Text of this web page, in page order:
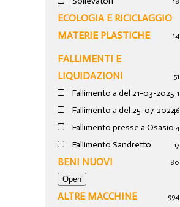
ECOLOGIA E RICICLAGGIO
MATERIE PLASTICHE
14
FALLIMENTI E
LIQUIDAZIONI
51
Fallimento a del 21-03-2025 1
Fallimento a del 25-07-20246
Fallimento presse a Osasio 4
Fallimento Sandretto 17
BENI NUOVI 80
ALTRE MACCHINE 994